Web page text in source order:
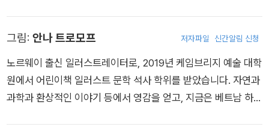
랜드 벨파스트 퀸스 대학교에서 문예 창작을 가르치고 있으며, 아
내와 세 자녀를 비롯해 낡은 수건을 좋아하는 개, 개의 가장 친한
친구이지만 개의 권위를 인정하지 않는 고양이와 함께 살고 있습
니다. www.samthompsonwriter.com
그림: 안나 트로모프 저자파일 신간알림 신청
노르웨이 출신 일러스트레이터로, 2019년 케임브리지 예술 대학
원에서 어린이책 일러스트 문학 석사 학위를 받았습니다. 자연과
과학과 환상적인 이야기 등에서 영감을 얻고, 지금은 베트남 하노